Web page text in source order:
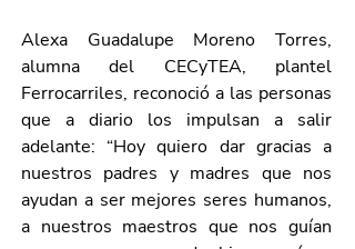
Alexa Guadalupe Moreno Torres,
alumna del CECyTEA, plantel
Ferrocarriles, reconoció a las personas
que a diario los impulsan a salir
adelante: “Hoy quiero dar gracias a
nuestros padres y madres que nos
ayudan a ser mejores seres humanos,
a nuestros maestros que nos guían